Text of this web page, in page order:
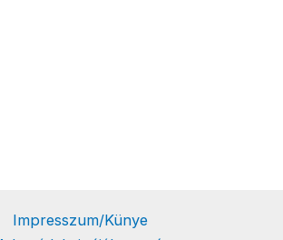
Impresszum/Künye